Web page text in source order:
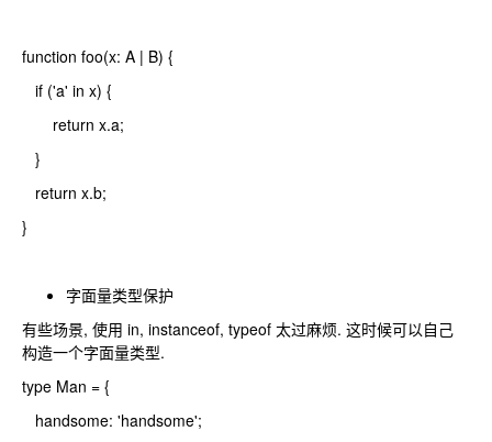
function foo(x: A | B) {
if ('a' in x) {
return x.a;
}
return x.b;
}
字面量类型保护
有些场景, 使用 in, instanceof, typeof 太过麻烦. 这时候可以自己
构造一个字面量类型.
type Man = {
handsome: 'handsome';